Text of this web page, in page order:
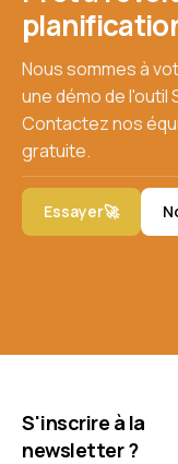
Nous sommes à
une démo de l'outil
Contactez nos
gratuite.
Essayer🚀
S'inscrire à la
newsletter ?